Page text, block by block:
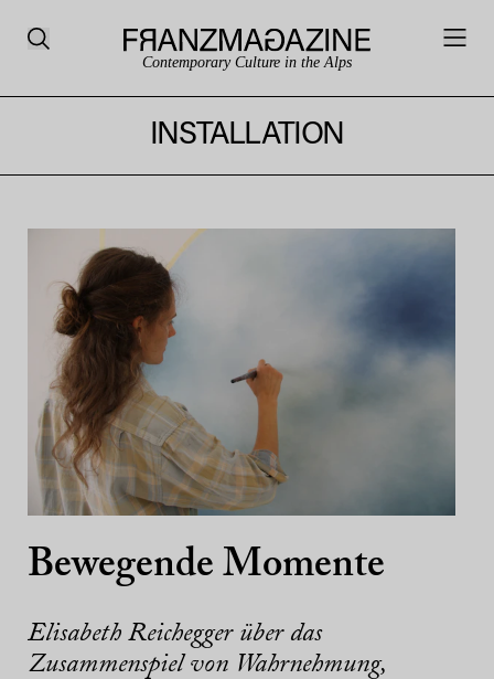
Contemporary Culture in the Alps
INSTALLATION
Bewegende Momente
Elisabeth Reichegger über das
Zusammenspiel von Wahrnehmung,